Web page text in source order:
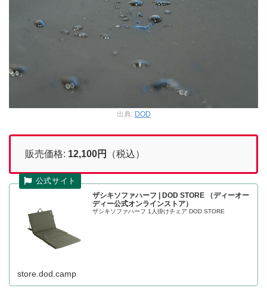
出典: DOD
販売価格: 12,100円 （税込）
ザシキソファハーフ | DOD STORE （ディーオー
ディー公式オンラインストア）
ザシキソファハーフ 1人掛けチェア DOD STORE
store.dod.camp